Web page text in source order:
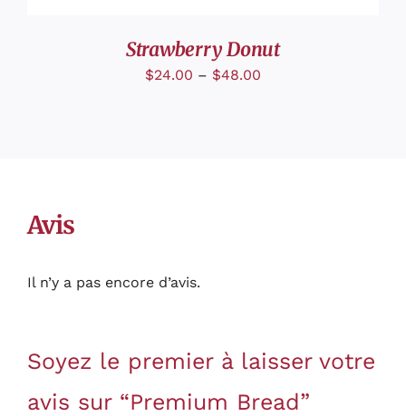
Strawberry Donut
$24.00 – $48.00
Avis
Il n’y a pas encore d’avis.
Soyez le premier à laisser votre
avis sur “Premium Bread”